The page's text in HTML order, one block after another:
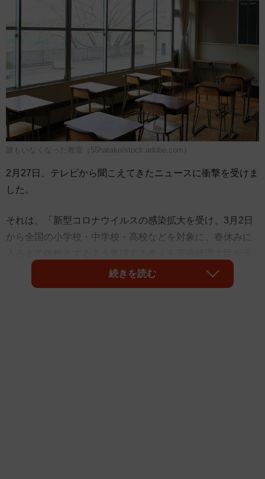
誰もいなくなった教室（55hatako/stock.adobe.com）
2月27日、テレビから聞こえてきたニュースに衝撃を受けま
した。
それは、「新型コロナウイルスの感染拡大を受け、3月2日
から全国の小学校・中学校・高校などを対象に、春休みに
した」というニュースです。続きを読む